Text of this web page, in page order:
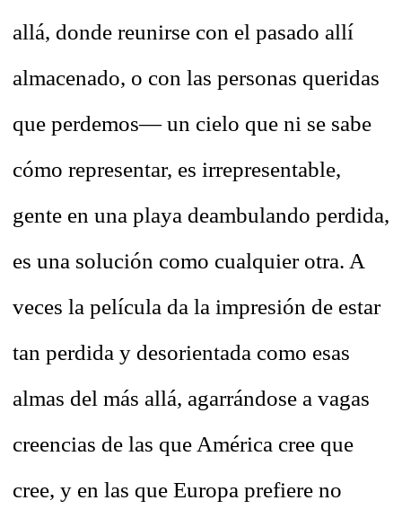
allá, donde reunirse con el pasado allí
almacenado, o con las personas queridas
que perdemos— un cielo que ni se sabe
cómo representar, es irrepresentable,
gente en una playa deambulando perdida,
es una solución como cualquier otra. A
veces la película da la impresión de estar
tan perdida y desorientada como esas
almas del más allá, agarrándose a vagas
creencias de las que América cree que
cree, y en las que Europa prefiere no